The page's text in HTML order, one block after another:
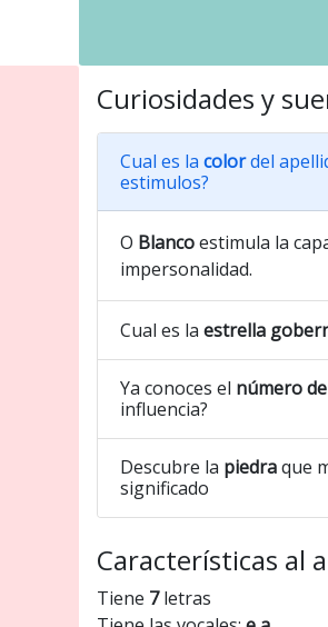
Curiosidades y
Cual es la colordel
estimulos?
O Blancoestimula la
impersonalidad.
Cual es la estrella
Ya conoces el número
influencia?
Descubre la piedraque
significado
Características al
Tiene 7letras